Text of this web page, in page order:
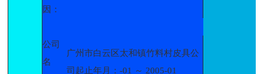
因：
公司
名
广州市白云区太和镇竹料村皮具公
司起止年月：-01 ～ 2005-01